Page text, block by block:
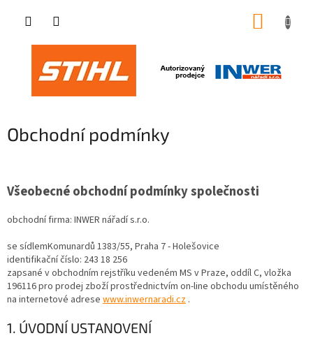
Obchodní podmínky
Všeobecné obchodní podmínky společnosti
obchodní firma: INWER nářadí s.r.o.
se sídlemKomunardů 1383/55, Praha 7 - Holešovice
identifikační číslo: 243 18 256
zapsané v obchodním rejstříku vedeném MS v Praze, oddíl C, vložka
196116 pro prodej zboží prostřednictvím on-line obchodu umístěného
na internetové adrese www.inwernaradi.cz .
1. ÚVODNÍ USTANOVENÍ